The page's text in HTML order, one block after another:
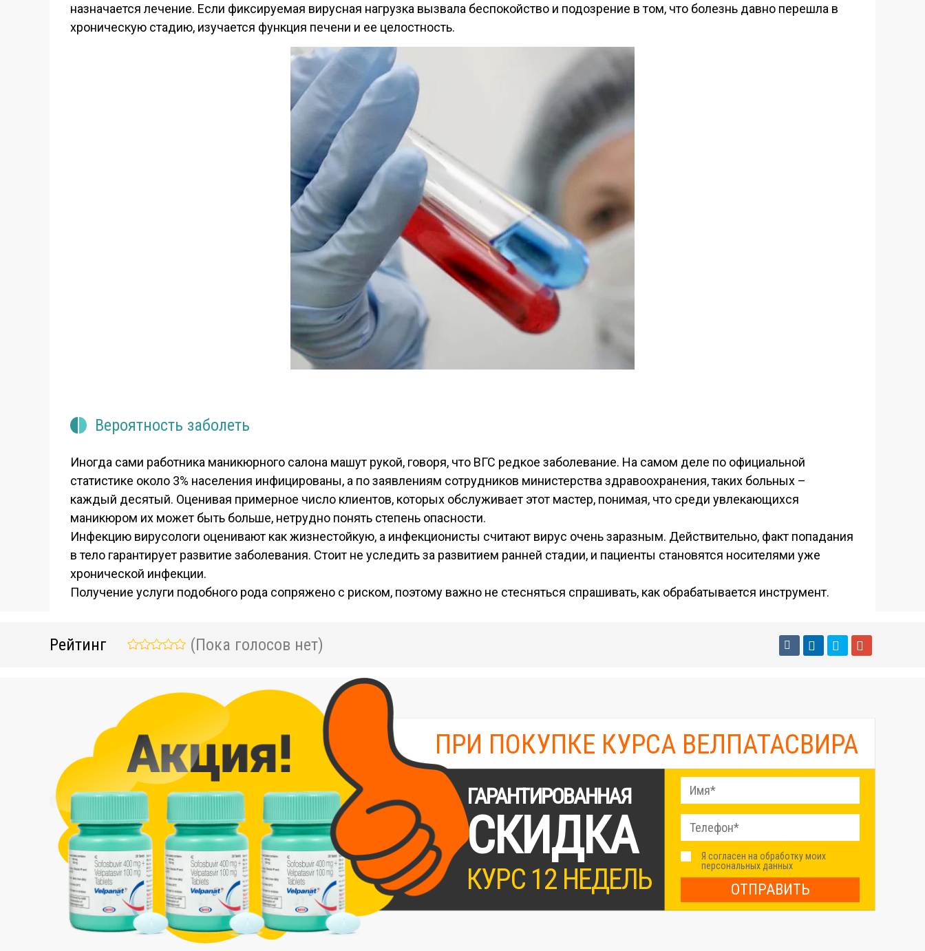
назначается лечение. Если фиксируемая вирусная нагрузка вызвала беспокойство и подозрение в том, что болезнь давно перешла в
хроническую стадию, изучается функция печени и ее целостность.
Вероятность заболеть
Иногда сами работника маникюрного салона машут рукой, говоря, что ВГС редкое заболевание. На самом деле по официальной
статистике около 3% населения инфицированы, а по заявлениям сотрудников министерства здравоохранения, таких больных –
каждый десятый. Оценивая примерное число клиентов, которых обслуживает этот мастер, понимая, что среди увлекающихся
маникюром их может быть больше, нетрудно понять степень опасности.
Инфекцию вирусологи оценивают как жизнестойкую, а инфекционисты считают вирус очень заразным. Действительно, факт попадания
в тело гарантирует развитие заболевания. Стоит не уследить за развитием ранней стадии, и пациенты становятся носителями уже
хронической инфекции.
Получение услуги подобного рода сопряжено с риском, поэтому важно не стесняться спрашивать, как обрабатывается инструмент.
Рейтинг (Пока голосов нет)
ПРИ ПОКУПКЕ КУРСА ВЕЛПАТАСВИРА
ГАРАНТИРОВАННАЯ
СКИДКА
КУРС 12 НЕДЕЛЬ
Я согласен на обработку моих
персональных данных
ОТПРАВИТЬ